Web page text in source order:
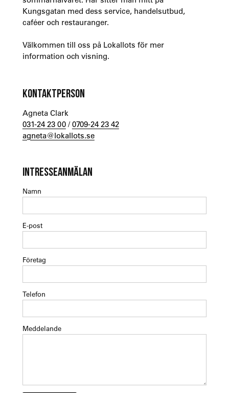
Kungsgatan med dess service, handelsutbud,
caféer och restauranger.
Välkommen till oss på Lokallots för mer
information och visning.
KONTAKTPERSON
Agneta Clark
031-24 23 00/0709-24 23 42
agneta@lokallots.se
INTRESSEANMÄLAN
Namn
E-post
Företag
Telefon
Meddelande